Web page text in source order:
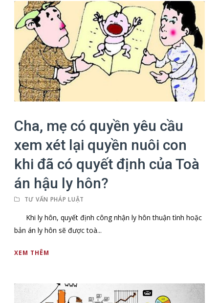
Cha, mẹ có quyền yêu cầu
xem xét lại quyền nuôi con
khi đã có quyết định của Toà
án hậu ly hôn?
TƯ VẤN PHÁP LUẬT
Khi ly hôn, quyết định công nhận ly hôn thuận tình hoặc
bản án ly hôn sẽ được toà...
XEM THÊM